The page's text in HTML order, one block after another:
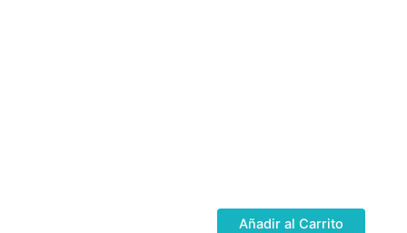
Añadir al Carrito